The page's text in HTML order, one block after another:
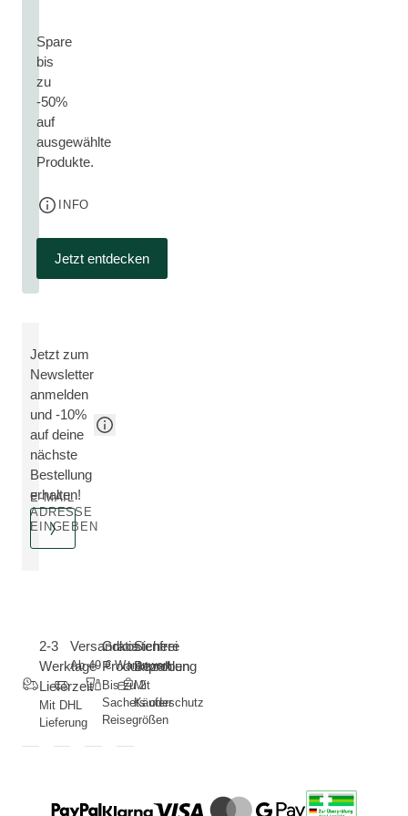
Spare
bis
zu
-50%
auf
ausgewählte
Produkte.
INFO
Jetzt entdecken
Jetzt zum
Newsletter
anmelden
und -10%
auf deine
nächste
Bestellung
erhalten!
E-MAIL
ADRESSE
EINGEBEN
2-3
Werktage
Lieferzeit
Mit DHL
Lieferung
Versandkostenfrei
Ab 49 € Warenwert
Gratis
Produktproben
Bis zu 2
Sachets oder
Reisegrößen
Sichere
Bezahlung
Mit
Käuferschutz